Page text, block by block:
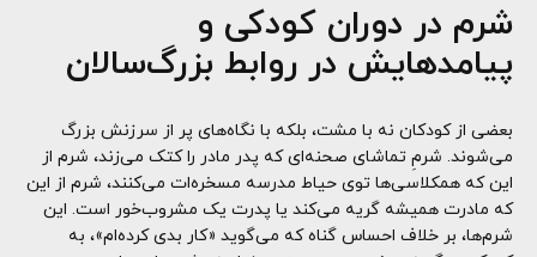
شرم در دوران کودکی و
پیامدهایش در روابط بزرگ‌سالان
بعضی از کودکان نه با مشت، بلکه با نگاه‌های پر از سرزنش بزرگ
می‌شوند. شرمِ تماشای صحنه‌ای که پدر مادر را کتک می‌زند، شرم از
این که همکلاسی‌ها توی حیاط مدرسه مسخره‌ات می‌کنند، شرم از این
که مادرت همیشه گریه می‌کند یا پدرت یک مشروب‌خور است. این
شرم‌ها، بر خلاف احساس گناه که می‌گوید «کار بدی کرده‌ام»، به